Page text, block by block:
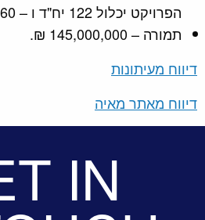
הפרויקט יכלול 122 יח"ד ו – 560 מ"ר שטחי מסחר.
תמורה – 145,000,000 ₪.
דיווח מעיתונות
דיווח מאתר מאיה
IN